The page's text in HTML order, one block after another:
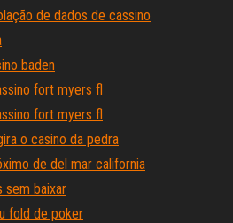
de dados de cassino
baden
fort myers fl
fort myers fl
o casino da pedra
de del mar california
sem baixar
fold de poker